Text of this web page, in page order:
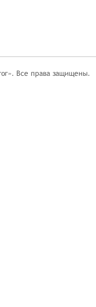
Все права защищены.